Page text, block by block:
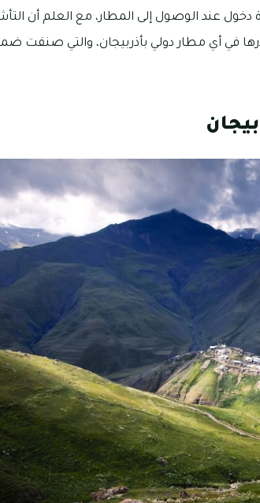
دخول عند الوصول إلى المطار، مع العلم أن
في أي مطار دولي بأذربيجان، والتي صنفت